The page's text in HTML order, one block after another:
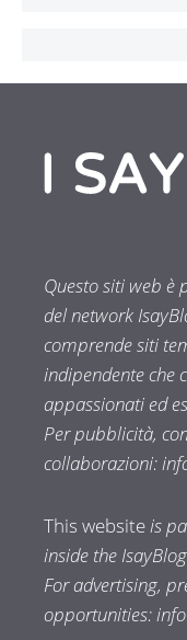
Questo siti web è
del network
comprende siti
indipendente che
appassionati ed
Per pubblicità,
collaborazioni:
This websiteis
inside the
For advertising,
opportunities: